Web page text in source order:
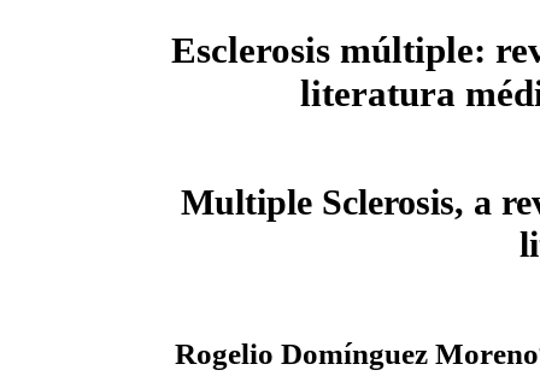
Esclerosis múltiple:
literatura
Multiple Sclerosis, a
Rogelio Domínguez Moreno